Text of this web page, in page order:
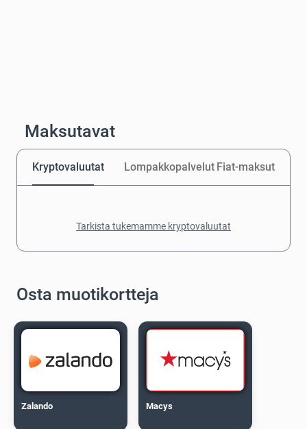
Maksutavat
Kryptovaluutat Lompakkopalvelut Fiat-maksut
Tarkista tukemamme kryptovaluutat
Osta muotikortteja
Zalando Macys